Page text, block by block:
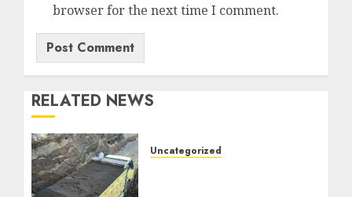
browser for the next time I comment.
RELATED NEWS
Uncategorized